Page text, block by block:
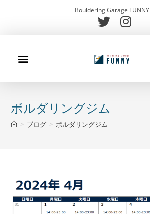
Bouldering Garage FUNNY
ボルダリングジム
> ブログ > ボルダリングジム